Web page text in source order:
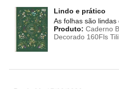
Lindo e prático
As folhas são lindas
Produto: Caderno
Decorado 160Fls